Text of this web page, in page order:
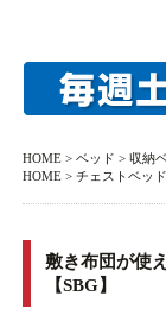
HOME > ベッド > 収納
HOME > チェストベッ
敷き布団が使
【SBG】